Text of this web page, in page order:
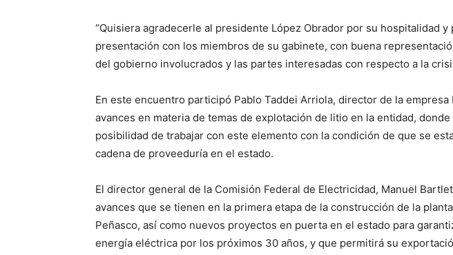
“Quisiera agradecerle al presidente López Obrador por su hospitalidad y
presentación con los miembros de su gabinete, con buena
del gobierno involucrados y las partes interesadas con respecto a la
En este encuentro participó Pablo Taddei Arriola, director de la
avances en materia de temas de explotación de litio en la entidad,
posibilidad de trabajar con este elemento con la condición de que se
cadena de proveeduría en el estado.
El director general de la Comisión Federal de Electricidad, Manuel
avances que se tienen en la primera etapa de la construcción de la
Peñasco, así como nuevos proyectos en puerta en el estado para
energía eléctrica por los próximos 30 años, y que permitirá su